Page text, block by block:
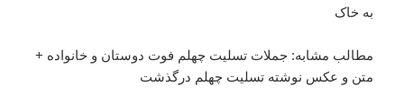
به خاک
مطالب مشابه: جملات تسلیت چهلم فوت دوستان و خانواده +
متن و عکس نوشته تسلیت چهلم درگذشت